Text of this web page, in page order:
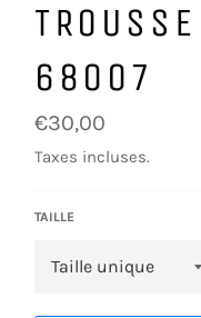
68007
Prix
régulier
€30,00
Taxes incluses.
TAILLE